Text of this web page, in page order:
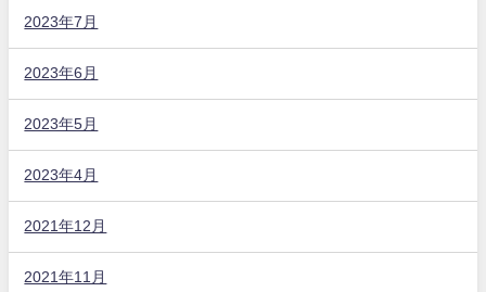
2023年7月
2023年6月
2023年5月
2023年4月
2021年12月
2021年11月